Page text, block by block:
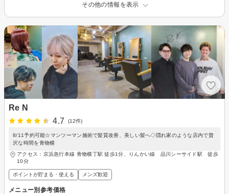
その他の情報を表示
Re N
4.7
(12件)
8/11予約可能☆マンツーマン施術で髪質改善、美しい髪へ◇隠れ家のような店内で贅
沢な時間を青物横
アクセス：京浜急行本線 青物横丁駅 徒歩1分、りんかい線 品川シーサイド駅 徒歩
10分
ポイントが貯まる・使える メンズ歓迎
メニュー別参考価格